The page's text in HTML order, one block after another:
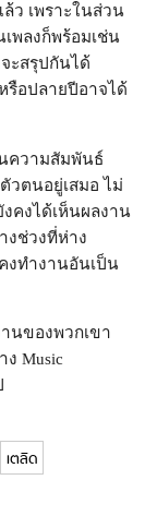
ว เพราะในส่วน
พลงก็พร้อมเช่น
ะสรุปกันได้
อปลายปีอาจได้
ความสัมพันธ์
วตนอยู่เสมอ ไม่
คงได้เห็นผลงาน
งช่วงที่ห่าง
งทำงานอันเป็น
นของพวกเขา
Music
เตลิด